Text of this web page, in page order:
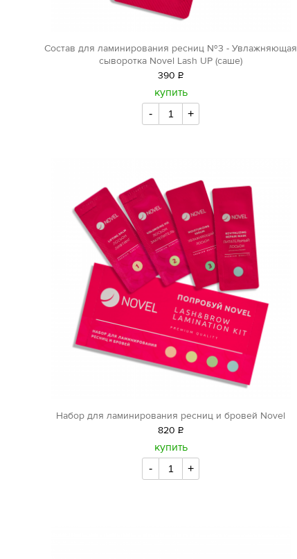
Состав для ламинирования ресниц №3 - Увлажняющая
сыворотка Novel Lash UP (саше)
390 Р
уб.
купить
- +
Набор для ламинирования ресниц и бровей Novel
820 Р
уб.
купить
- +